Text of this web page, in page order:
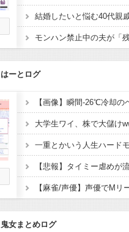
はーとログ
一重とかいう人生ハード
【悲報】タイミー虐めが
鬼女まとめログ